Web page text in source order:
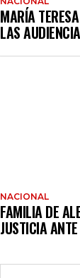
MARÍA
LAS
NACIONAL
FAMILIA DE
JUSTICIA